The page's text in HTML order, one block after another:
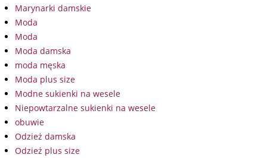
Marynarki damskie
Moda
Moda
Moda damska
moda męska
Moda plus size
Modne sukienki na wesele
Niepowtarzalne sukienki na wesele
obuwie
Odzież damska
Odzież plus size